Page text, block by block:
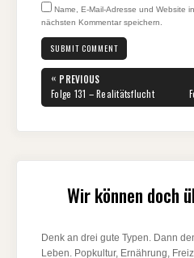
Name, E-Mail-Adresse und Website
nächsten Kommentar speichern.
Beitragsnavigation
« PREVIOUS
PREVIOUS
POST:
Folge 131 – Realitätsflucht
Wir können doch
Denk an drei gute Typen. Dann
Leben. Popkultur, Ernährung,